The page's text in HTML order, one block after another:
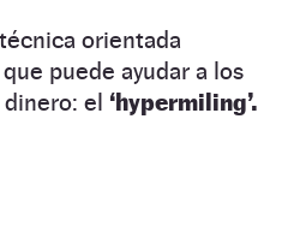
orientada
puede ayudar a los
el ‘hypermiling’.